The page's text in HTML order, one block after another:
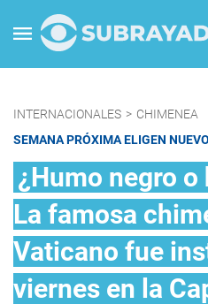
INTERNACIONALES > CHIMENEA
SEMANA PRÓXIMA ELIGEN
¿Humo negro
La famosa
Vaticano fue
viernes en la